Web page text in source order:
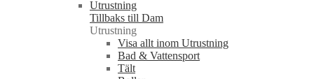
Utrustning
Tillbaks till Dam
Utrustning
Visa allt inom Utrustning
Bad & Vattensport
Tält